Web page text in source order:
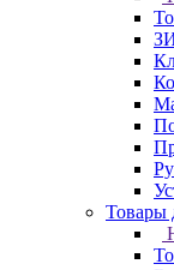
Товары